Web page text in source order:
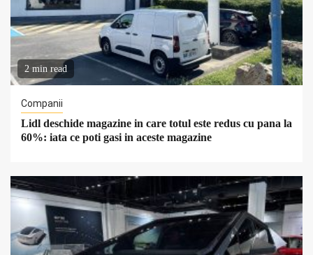
2 min read
Companii
Lidl deschide magazine in care totul este redus cu pana la
60%: iata ce poti gasi in aceste magazine